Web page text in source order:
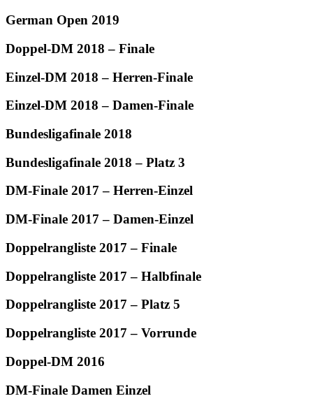
German Open 2019
Doppel-DM 2018 – Finale
Einzel-DM 2018 – Herren-Finale
Einzel-DM 2018 – Damen-Finale
Bundesligafinale 2018
Bundesligafinale 2018 – Platz 3
DM-Finale 2017 – Herren-Einzel
DM-Finale 2017 – Damen-Einzel
Doppelrangliste 2017 – Finale
Doppelrangliste 2017 – Halbfinale
Doppelrangliste 2017 – Platz 5
Doppelrangliste 2017 – Vorrunde
Doppel-DM 2016
DM-Finale Damen Einzel